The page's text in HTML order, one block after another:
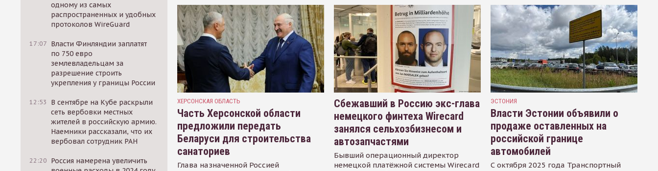
одному из самых
распространенных и удобных
протоколов WireGuard
17:07 Власти Финляндии заплатят
по 750 евро
землевладельцам за
разрешение строить
укрепления у границы России
12:53
В сентябре на Кубе раскрыли
сеть вербовки местных
жителей в российскую армию.
Наемники рассказали, что их
вербовал сотрудник РАН
22:20 Россия намерена увеличить
ХЕРСОНСКАЯ ОБЛАСТЬ
Часть Херсонской области
предложили передать
Беларуси для строительства
санаториев
Глава назначенной Россией
Сбежавший в Россию экс-глава
немецкого финтеха Wirecard
занялся сельхозбизнесом и
автозапчастями
Бывший операционный директор
немецкой платёжной системы Wirecard
ЭСТОНИЯ
Власти Эстонии объявили о
продаже оставленных на
российской границе
автомобилей
С октября 2025 года Транспортный